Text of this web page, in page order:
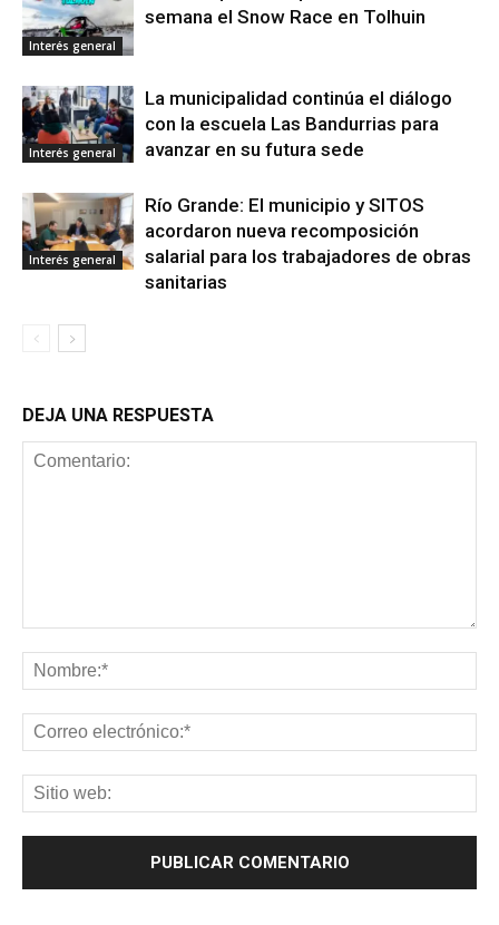
Interés general
semana el Snow Race en Tolhuin
Interés general
La municipalidad continúa el diálogo
con la escuela Las Bandurrias para
avanzar en su futura sede
Interés general
Río Grande: El municipio y SITOS
acordaron nueva recomposición
salarial para los trabajadores de obras
sanitarias
DEJA UNA RESPUESTA